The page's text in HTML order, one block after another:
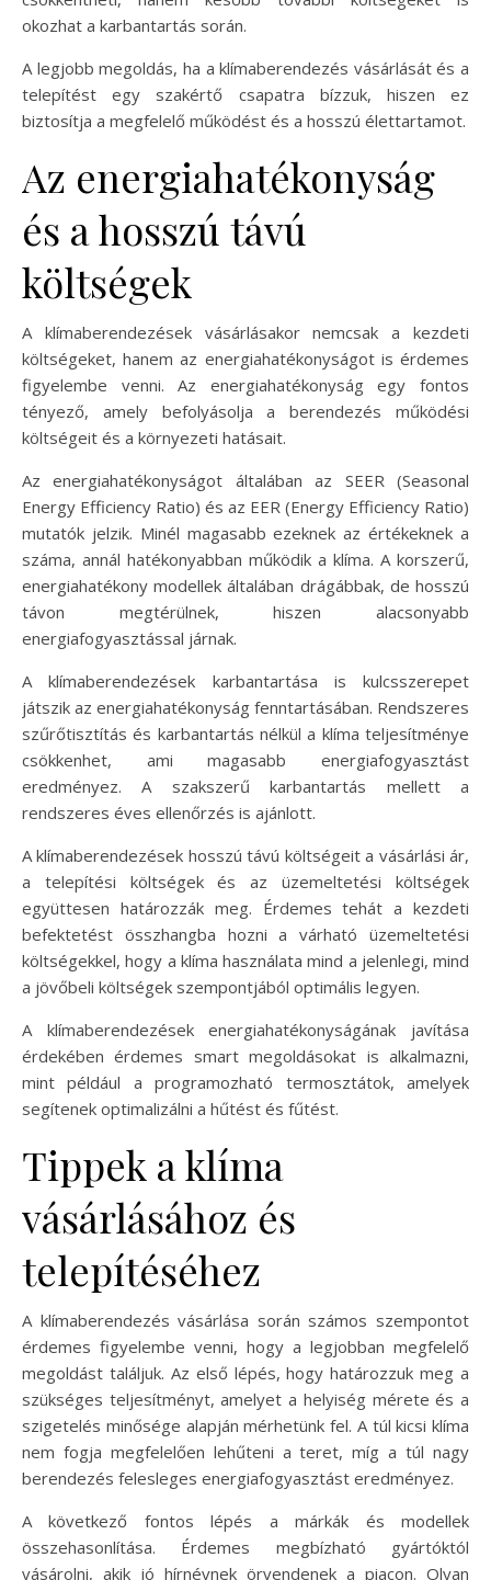
okozhat a karbantartás során.
A legjobb megoldás, ha a klímaberendezés vásárlását és a
telepítést egy szakértő csapatra bízzuk, hiszen ez
biztosítja a megfelelő működést és a hosszú élettartamot.
Az energiahatékonyság
és a hosszú távú
költségek
A klímaberendezések vásárlásakor nemcsak a kezdeti
költségeket, hanem az energiahatékonyságot is érdemes
figyelembe venni. Az energiahatékonyság egy fontos
tényező, amely befolyásolja a berendezés működési
költségeit és a környezeti hatásait.
Az energiahatékonyságot általában az SEER (Seasonal
Energy Efficiency Ratio) és az EER (Energy Efficiency Ratio)
mutatók jelzik. Minél magasabb ezeknek az értékeknek a
száma, annál hatékonyabban működik a klíma. A korszerű,
energiahatékony modellek általában drágábbak, de hosszú
távon megtérülnek, hiszen alacsonyabb
energiafogyasztással járnak.
A klímaberendezések karbantartása is kulcsszerepet
játszik az energiahatékonyság fenntartásában. Rendszeres
szűrőtisztítás és karbantartás nélkül a klíma teljesítménye
csökkenhet, ami magasabb energiafogyasztást
eredményez. A szakszerű karbantartás mellett a
rendszeres éves ellenőrzés is ajánlott.
A klímaberendezések hosszú távú költségeit a vásárlási ár,
a telepítési költségek és az üzemeltetési költségek
együttesen határozzák meg. Érdemes tehát a kezdeti
befektetést összhangba hozni a várható üzemeltetési
költségekkel, hogy a klíma használata mind a jelenlegi, mind
a jövőbeli költségek szempontjából optimális legyen.
A klímaberendezések energiahatékonyságának javítása
érdekében érdemes smart megoldásokat is alkalmazni,
mint például a programozható termosztátok, amelyek
segítenek optimalizálni a hűtést és fűtést.
Tippek a klíma
vásárlásához és
telepítéséhez
A klímaberendezés vásárlása során számos szempontot
érdemes figyelembe venni, hogy a legjobban megfelelő
megoldást találjuk. Az első lépés, hogy határozzuk meg a
szükséges teljesítményt, amelyet a helyiség mérete és a
szigetelés minősége alapján mérhetünk fel. A túl kicsi klíma
nem fogja megfelelően lehűteni a teret, míg a túl nagy
berendezés felesleges energiafogyasztást eredményez.
A következő fontos lépés a márkák és modellek
összehasonlítása. Érdemes megbízható gyártóktól
vásárolni, akik jó hírnévnek örvendenek a piacon. Olyan